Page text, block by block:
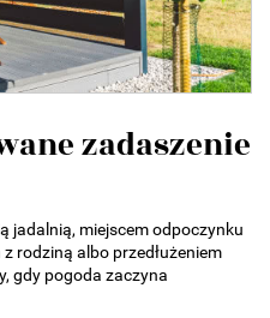
zadaszenie
jadalnią, miejscem odpoczynku
rodziną albo przedłużeniem
gdy pogoda zaczyna